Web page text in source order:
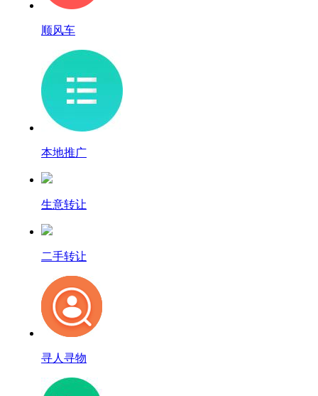
顺风车
本地推广
生意转让
二手转让
寻人寻物